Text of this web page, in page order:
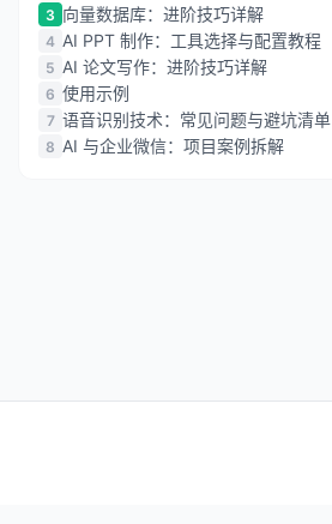
3 向量数据库：进阶技巧详解
4 AI PPT 制作：工具选择与配置教程
5 AI 论文写作：进阶技巧详解
6 使用示例
7 语音识别技术：常见问题与避坑清单
8 AI 与企业微信：项目案例拆解